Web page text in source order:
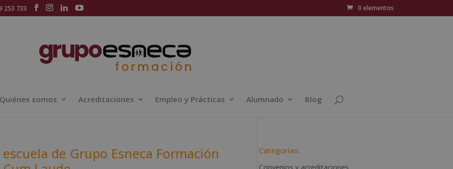
253 733 0 elementos
Quiénes somos Acreditaciones Empleo y Prácticas Alumnado Blog
de Grupo Esneca Formación
Categorías: